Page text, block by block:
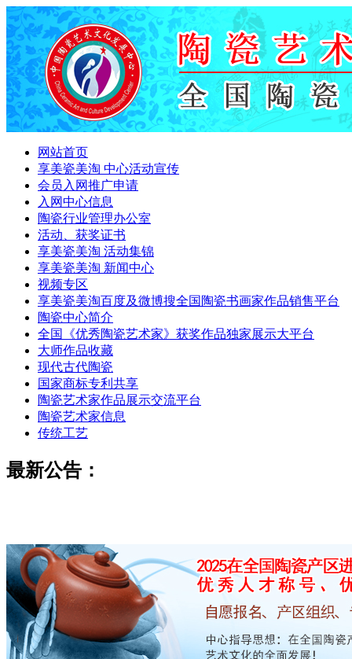
网站首页
享美瓷美淘 中心活动宣传
会员入网推广申请
入网中心信息
陶瓷行业管理办公室
活动、获奖证书
享美瓷美淘 活动集锦
享美瓷美淘 新闻中心
视频专区
享美瓷美淘百度及微博搜全国陶瓷书画家作品销售平台
陶瓷中心简介
全国《优秀陶瓷艺术家》获奖作品独家展示大平台
大师作品收藏
现代古代陶瓷
国家商标专利共享
陶瓷艺术家作品展示交流平台
陶瓷艺术家信息
传统工艺
最新公告：